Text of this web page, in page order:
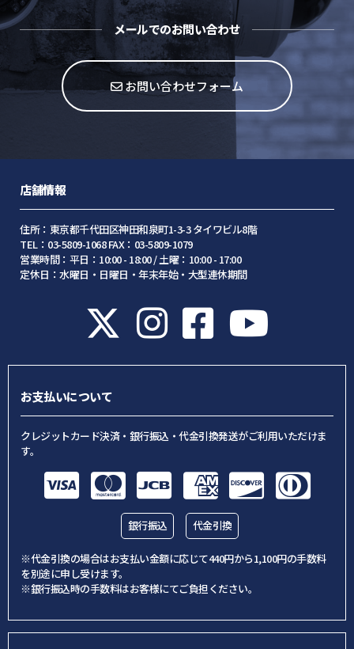
メールでのお問い合わせ
お問い合わせフォーム
店舗情報
住所：東京都千代田区神田和泉町1-3-3 タイワビル8階
TEL：03-5809-1068 FAX：03-5809-1079
営業時間：平日：10:00 - 18:00 / 土曜：10:00 - 17:00
定休日：水曜日・日曜日・年末年始・大型連休期間
お支払いについて
クレジットカード決済・銀行振込・代金引換発送がご利用いただけま
す。
銀行振込 代金引換
※代金引換の場合はお支払い金額に応じて440円から1,100円の手数料
を別途に申し受けます。
※銀行振込時の手数料はお客様にてご負担ください。